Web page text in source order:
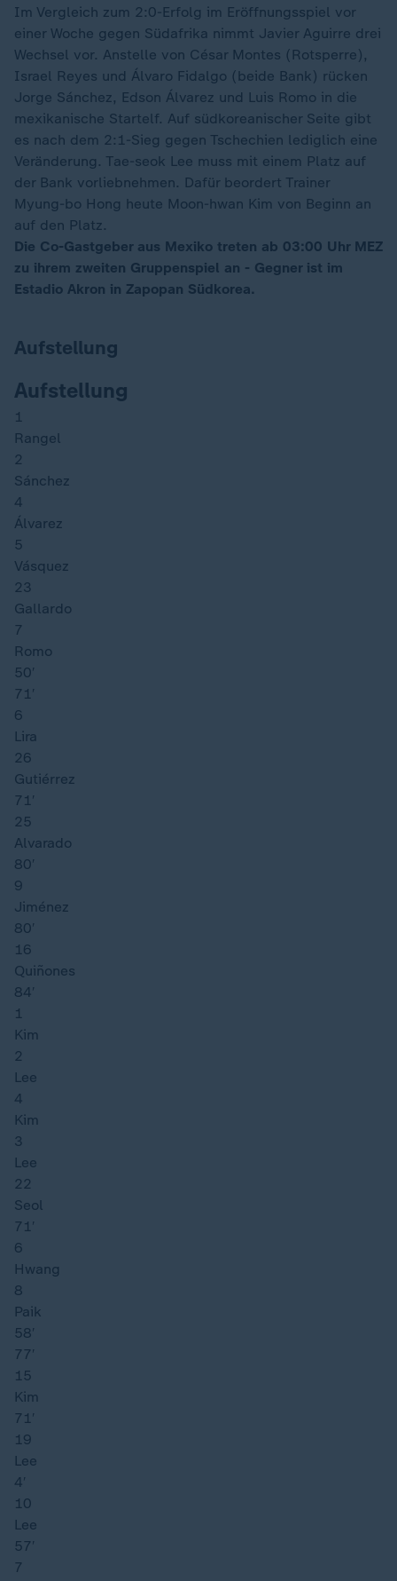
Im Vergleich zum 2:0-Erfolg im Eröffnungsspiel vor
einer Woche gegen Südafrika nimmt Javier Aguirre drei
Wechsel vor. Anstelle von César Montes (Rotsperre),
Israel Reyes und Álvaro Fidalgo (beide Bank) rücken
Jorge Sánchez, Edson Álvarez und Luis Romo in die
mexikanische Startelf. Auf südkoreanischer Seite gibt
es nach dem 2:1-Sieg gegen Tschechien lediglich eine
Veränderung. Tae-seok Lee muss mit einem Platz auf
der Bank vorliebnehmen. Dafür beordert Trainer
Myung-bo Hong heute Moon-hwan Kim von Beginn an
auf den Platz.
Die Co-Gastgeber aus Mexiko treten ab 03:00 Uhr MEZ
zu ihrem zweiten Gruppenspiel an - Gegner ist im
Estadio Akron in Zapopan Südkorea.
Aufstellung
Aufstellung
1
Rangel
2
Sánchez
4
Álvarez
5
Vásquez
23
Gallardo
7
Romo
50′
71′
6
Lira
26
Gutiérrez
71′
25
Alvarado
80′
9
Jiménez
80′
16
Quiñones
84′
1
Kim
2
Lee
4
Kim
3
Lee
22
Seol
71′
6
Hwang
8
Paik
58′
77′
15
Kim
71′
19
Lee
4′
10
Lee
57′
7